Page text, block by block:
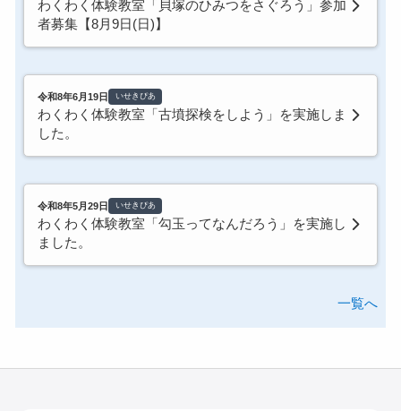
わくわく体験教室「貝塚のひみつをさぐろう」参加
者募集【8月9日(日)】
令和8年6月19日 いせきぴあ
わくわく体験教室「古墳探検をしよう」を実施しま
した。
令和8年5月29日 いせきぴあ
わくわく体験教室「勾玉ってなんだろう」を実施し
ました。
一覧へ